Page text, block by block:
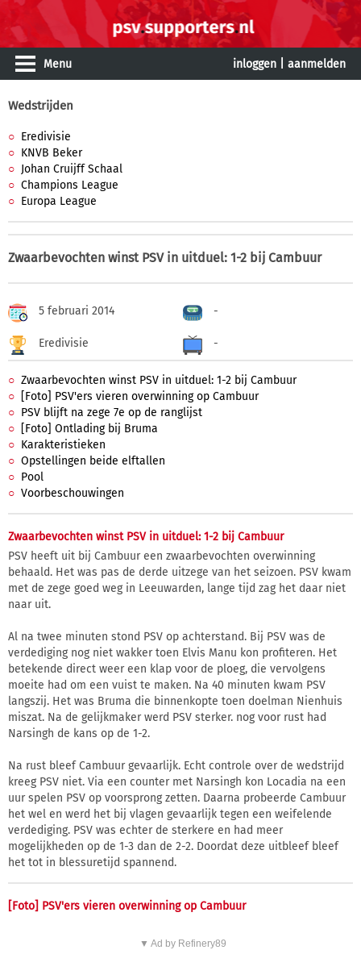
Menu inloggen aanmelden
Wedstrijden
Eredivisie
KNVB Beker
Johan Cruijff Schaal
Champions League
Europa League
Zwaarbevochten winst PSV in uitduel: 1-2 bij Cambuur
5 februari 2014 -
Eredivisie -
Zwaarbevochten winst PSV in uitduel: 1-2 bij Cambuur
[Foto] PSV'ers vieren overwinning op Cambuur
PSV blijft na zege 7e op de ranglijst
[Foto] Ontlading bij Bruma
Karakteristieken
Opstellingen beide elftallen
Pool
Voorbeschouwingen
Zwaarbevochten winst PSV in uitduel: 1-2 bij Cambuur
PSV heeft uit bij Cambuur een zwaarbevochten overwinning
behaald. Het was pas de derde uitzege van het seizoen. PSV kwam
met de zege goed weg in Leeuwarden, lange tijd zag het daar niet
naar uit.
Al na twee minuten stond PSV op achterstand. Bij PSV was de
verdediging nog niet wakker toen Elvis Manu kon profiteren. Het
betekende direct weer een klap voor de ploeg, die vervolgens
moeite had om een vuist te maken. Na 40 minuten kwam PSV
langszij. Het was Bruma die binnenkopte toen doelman Nienhuis
miszat. Na de gelijkmaker werd PSV sterker. nog voor rust had
Narsingh de kans op de 1-2.
Na rust bleef Cambuur gevaarlijk. Echt controle over de wedstrijd
kreeg PSV niet. Via een counter met Narsingh kon Locadia na een
uur spelen PSV op voorsprong zetten. Daarna probeerde Cambuur
het wel en werd het bij vlagen gevaarlijk tegen een weifelende
verdediging. PSV was echter de sterkere en had meer
mogelijkheden op de 1-3 dan de 2-2. Doordat deze uitbleef bleef
het tot in blessuretijd spannend.
[Foto] PSV'ers vieren overwinning op Cambuur
▼ Ad by Refinery89